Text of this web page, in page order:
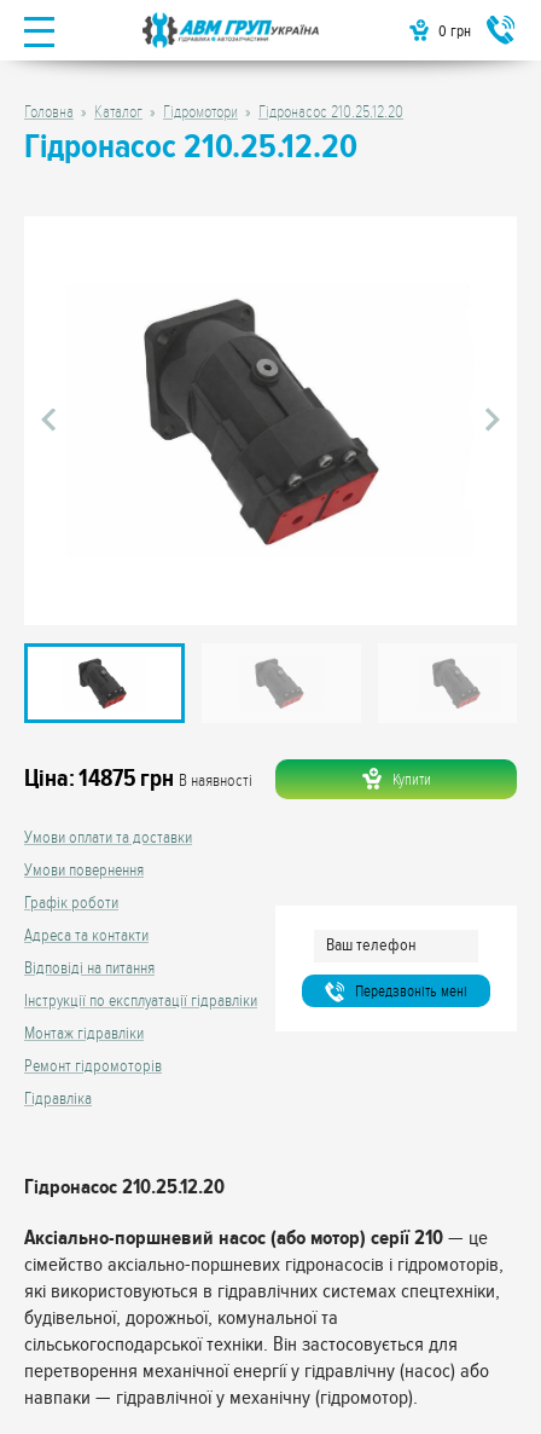
0 грн
Головна Каталог Гідромотори Гідронасос 210.25.12.20
Гідронасос 210.25.12.20
Ціна:14875 грн В наявності Купити
Умови оплати та доставки
Умови повернення
Графік роботи
Адреса та контакти
Відповіді на питання
Інструкції по експлуатації гідравліки
Монтаж гідравліки
Ремонт гідромоторів
Гідравліка
Передзвонiть менi
Гідронасос 210.25.12.20
Аксіально-поршневий насос (або мотор) серії 210 — це
сімейство аксіально-поршневих гідронасосів і гідромоторів,
які використовуються в гідравлічних системах спецтехніки,
будівельної, дорожньої, комунальної та
сільськогосподарської техніки. Він застосовується для
перетворення механічної енергії у гідравлічну (насос) або
навпаки — гідравлічної у механічну (гідромотор).